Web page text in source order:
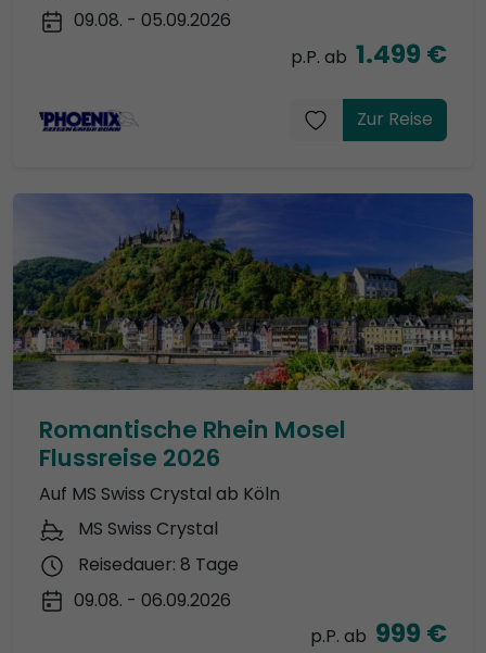
09.08. - 05.09.2026
p.P. ab 1.499 €
Zur Reise
Romantische Rhein Mosel
Flussreise 2026
Auf MS Swiss Crystal ab Köln
MS Swiss Crystal
Reisedauer: 8 Tage
09.08. - 06.09.2026
p.P. ab 999 €